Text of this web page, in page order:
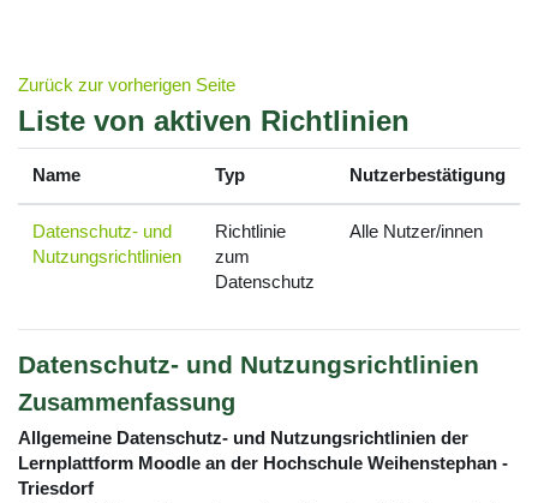
Zurück zur vorherigen Seite
Liste von aktiven Richtlinien
Name Typ Nutzerbestätigung
Datenschutz- und
Nutzungsrichtlinien
Richtlinie
zum
Datenschutz
Alle Nutzer/innen
Datenschutz- und Nutzungsrichtlinien
Zusammenfassung
Allgemeine Datenschutz- und Nutzungsrichtlinien der
Lernplattform Moodle an der Hochschule Weihenstephan -
Triesdorf